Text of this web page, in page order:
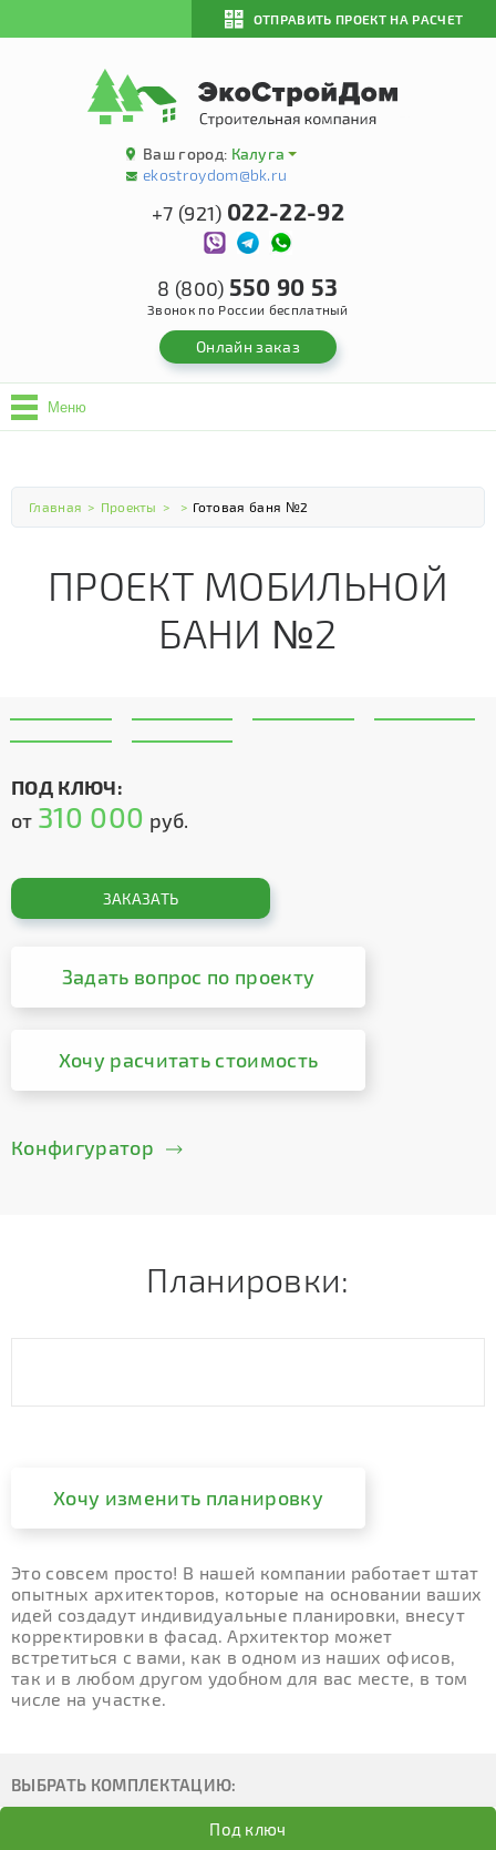
ОТПРАВИТЬ ПРОЕКТ НА РАСЧЕТ
Ваш город: Калуга
ekostroydom@bk.ru
+7 (921) 022-22-92
8 (800) 550 90 53
Звонок по России бесплатный
Онлайн заказ
Меню
Главная > Проекты > > Готовая баня №2
ПРОЕКТ МОБИЛЬНОЙ
БАНИ №2
ПОД КЛЮЧ:
от 310 000 руб.
ЗАКАЗАТЬ
Задать вопрос по проекту
Хочу расчитать стоимость
Конфигуратор
Планировки:
Хочу изменить планировку
Это совсем просто! В нашей компании работает штат
опытных архитекторов, которые на основании ваших
идей создадут индивидуальные планировки, внесут
корректировки в фасад. Архитектор может
встретиться с вами, как в одном из наших офисов,
так и в любом другом удобном для вас месте, в том
числе на участке.
ВЫБРАТЬ КОМПЛЕКТАЦИЮ:
Под ключ